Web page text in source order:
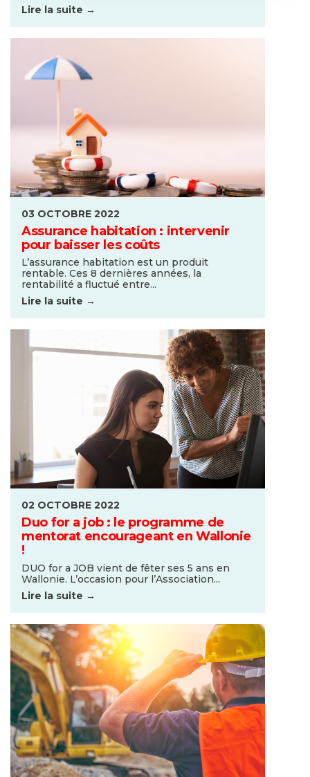
Lire la suite →
03 OCTOBRE 2022
Assurance habitation : intervenir
pour baisser les coûts
L’assurance habitation est un produit
rentable. Ces 8 dernières années, la
rentabilité a fluctué entre...
Lire la suite →
02 OCTOBRE 2022
Duo for a job : le programme de
mentorat encourageant en Wallonie
!
DUO for a JOB vient de fêter ses 5 ans en
Wallonie. L’occasion pour l’Association...
Lire la suite →